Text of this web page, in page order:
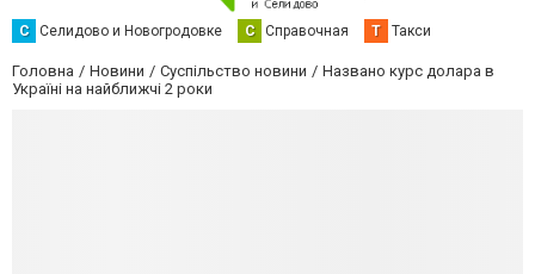
С Селидово и Новогродовке С Справочная Т Такси
Головна Новини Суспільство новини
Названо курс долара в
Україні на найближчі 2 роки